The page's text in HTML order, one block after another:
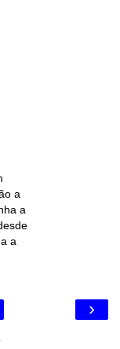
a
a
a
›